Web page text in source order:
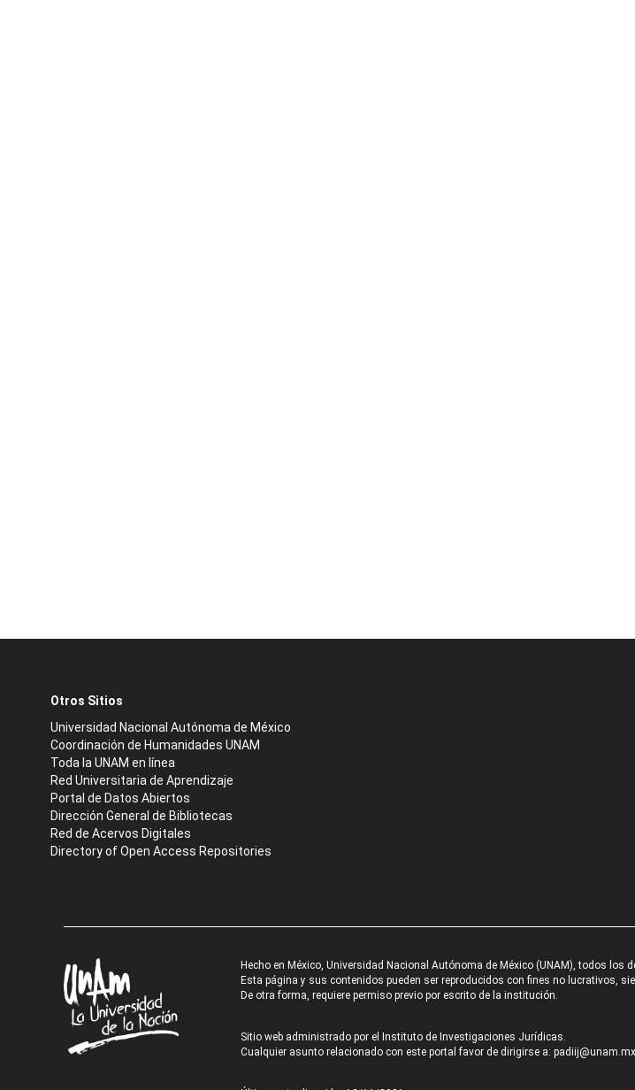
Otros Sitios
Universidad Nacional Autónoma de México
Coordinación de Humanidades UNAM
Toda la UNAM en línea
Red Universitaria de Aprendizaje
Portal de Datos Abiertos
Dirección General de Bibliotecas
Red de Acervos Digitales
Directory of Open Access Repositories
Hecho en México, Universidad Nacional Autónoma de México (UNAM), todos los
Esta página y sus contenidos pueden ser reproducidos con fines no lucrativos,
De otra forma, requiere permiso previo por escrito de la institución.
Sitio web administrado por el Instituto de Investigaciones Jurídicas.
Cualquier asunto relacionado con este portal favor de dirigirse a: padiij@unam.mx